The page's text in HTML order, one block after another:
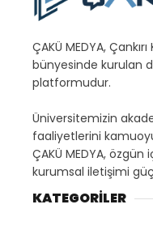
ÇAKÜ MEDYA,
bünyesinde kurulan
platformudur.
Üniversitemizin
faaliyetlerini
ÇAKÜ MEDYA,
kurumsal iletişimi
KATEGORİLER